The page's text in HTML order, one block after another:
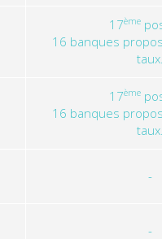
17ème
16 banques
taux.
17ème
16 banques
taux.
-
-